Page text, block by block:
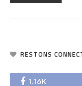
RESTONS
1.16K